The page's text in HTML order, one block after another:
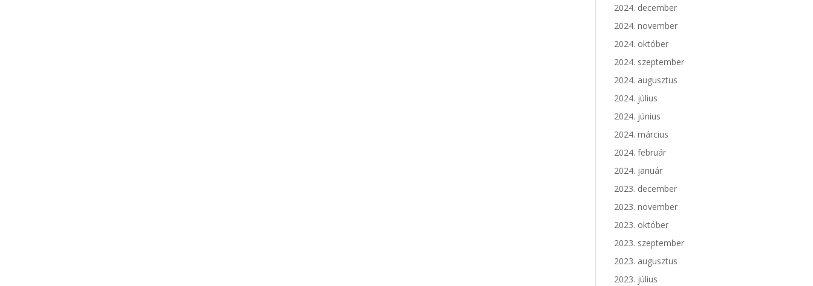
2024. december
2024. november
2024. október
2024. szeptember
2024. augusztus
2024. július
2024. június
2024. március
2024. február
2024. január
2023. december
2023. november
2023. október
2023. szeptember
2023. augusztus
2023. július